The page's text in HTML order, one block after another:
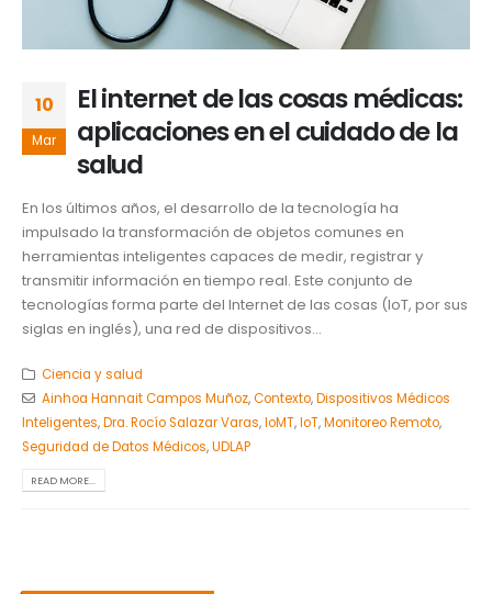
10
Mar
El internet de las cosas médicas:
aplicaciones en el cuidado de la
salud
En los últimos años, el desarrollo de la tecnología ha
impulsado la transformación de objetos comunes en
herramientas inteligentes capaces de medir, registrar y
transmitir información en tiempo real. Este conjunto de
tecnologías forma parte del Internet de las cosas (IoT, por sus
siglas en inglés), una red de dispositivos...
Ciencia y salud
Ainhoa Hannait Campos Muñoz,Contexto,Dispositivos Médicos
Inteligentes,Dra. Rocío Salazar Varas,IoMT,IoT,Monitoreo Remoto,
Seguridad de Datos Médicos,UDLAP
READ MORE...